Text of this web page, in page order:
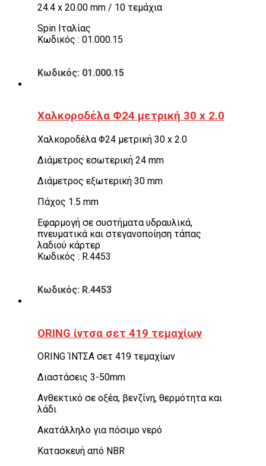
24.4 x 20.00 mm / 10 τεμάχια
Spin Ιταλίας
Κωδικός : 01.000.15
Κωδικός: 01.000.15
Χαλκοροδέλα Φ24 μετρική 30 x 2.0
Χαλκοροδέλα Φ24 μετρική 30 x 2.0
Διάμετρος εσωτερική 24 mm
Διάμετρος εξωτερική 30 mm
Πάχος 1.5 mm
Εφαρμογή σε συστήματα υδραυλικά,
πνευματικά και στεγανοποίηση τάπας
λαδιού κάρτερ
Κωδικός : R.4453
Κωδικός: R.4453
ORING ίντσα σετ 419 τεμαχίων
ORING ΊΝΤΣΑ σετ 419 τεμαχίων
Διαστάσεις 3-50mm
Ανθεκτικό σε οξέα, βενζίνη, θερμότητα και
λάδι
Ακατάλληλο για πόσιμο νερό
Κατασκευή από NBR